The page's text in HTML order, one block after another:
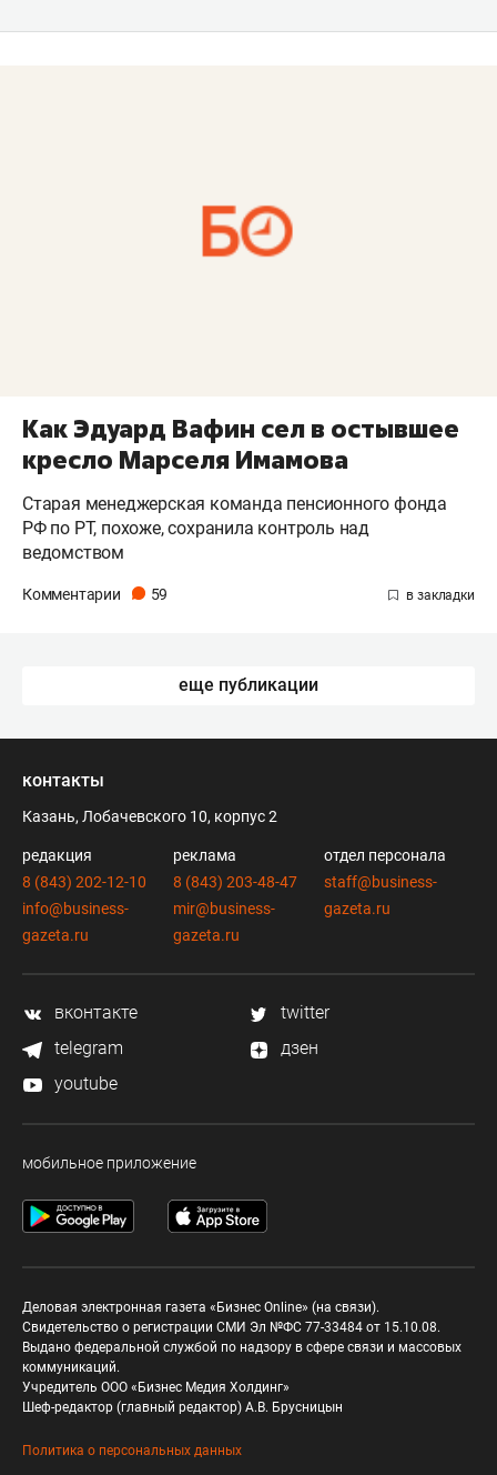
Как Эдуард Вафин сел в остывшее
кресло Марселя Имамова
Старая менеджерская команда пенсионного фонда
РФ по РТ, похоже, сохранила контроль над
ведомством
Комментарии 59
еще публикации
контакты
Казань, Лобачевского 10, корпус 2
редакция
8 (843) 202-12-10
info@business-
gazeta.ru
реклама
8 (843) 203-48-47
mir@business-
gazeta.ru
отдел персонала
staff@business-
gazeta.ru
вконтакте
twitter
telegram
дзен
youtube
мобильное приложение
Деловая электронная газета «Бизнес Online» (на связи).
Свидетельство о регистрации СМИ Эл №ФС 77-33484 от 15.10.08.
Выдано федеральной службой по надзору в сфере связи и массовых
коммуникаций.
Учредитель ООО «Бизнес Медия Холдинг»
Шеф-редактор (главный редактор) А.В. Брусницын
Политика о персональных данных